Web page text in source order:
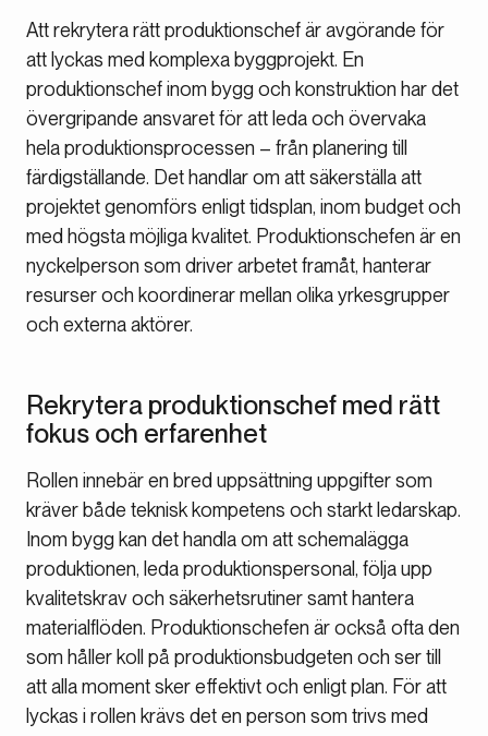
Att rekrytera rätt produktionschef är avgörande för
att lyckas med komplexa byggprojekt. En
produktionschef inom bygg och konstruktion har det
övergripande ansvaret för att leda och övervaka
hela produktionsprocessen – från planering till
färdigställande. Det handlar om att säkerställa att
projektet genomförs enligt tidsplan, inom budget och
med högsta möjliga kvalitet. Produktionschefen är en
nyckelperson som driver arbetet framåt, hanterar
resurser och koordinerar mellan olika yrkesgrupper
och externa aktörer.
Rekrytera produktionschef med rätt
fokus och erfarenhet
Rollen innebär en bred uppsättning uppgifter som
kräver både teknisk kompetens och starkt ledarskap.
Inom bygg kan det handla om att schemalägga
produktionen, leda produktionspersonal, följa upp
kvalitetskrav och säkerhetsrutiner samt hantera
materialflöden. Produktionschefen är också ofta den
som håller koll på produktionsbudgeten och ser till
att alla moment sker effektivt och enligt plan. För att
lyckas i rollen krävs det en person som trivs med